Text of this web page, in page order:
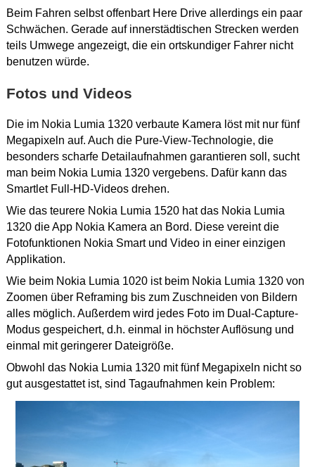
Beim Fahren selbst offenbart Here Drive allerdings ein paar
Schwächen. Gerade auf innerstädtischen Strecken werden
teils Umwege angezeigt, die ein ortskundiger Fahrer nicht
benutzen würde.
Fotos und Videos
Die im Nokia Lumia 1320 verbaute Kamera löst mit nur fünf
Megapixeln auf. Auch die Pure-View-Technologie, die
besonders scharfe Detailaufnahmen garantieren soll, sucht
man beim Nokia Lumia 1320 vergebens. Dafür kann das
Smartlet Full-HD-Videos drehen.
Wie das teurere Nokia Lumia 1520 hat das Nokia Lumia
1320 die App Nokia Kamera an Bord. Diese vereint die
Fotofunktionen Nokia Smart und Video in einer einzigen
Applikation.
Wie beim Nokia Lumia 1020 ist beim Nokia Lumia 1320 von
Zoomen über Reframing bis zum Zuschneiden von Bildern
alles möglich. Außerdem wird jedes Foto im Dual-Capture-
Modus gespeichert, d.h. einmal in höchster Auflösung und
einmal mit geringerer Dateigröße.
Obwohl das Nokia Lumia 1320 mit fünf Megapixeln nicht so
gut ausgestattet ist, sind Tagaufnahmen kein Problem: